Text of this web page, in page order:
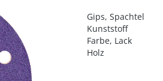
Gips, Spachtel
Kunststoff
Farbe, Lack
Holz